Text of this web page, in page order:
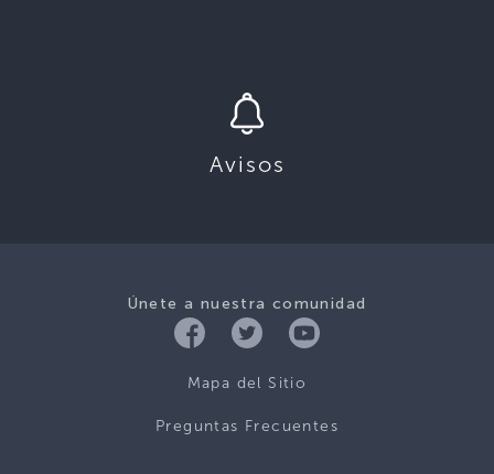
Avisos
Únete a nuestra comunidad
Mapa del Sitio
Preguntas Frecuentes